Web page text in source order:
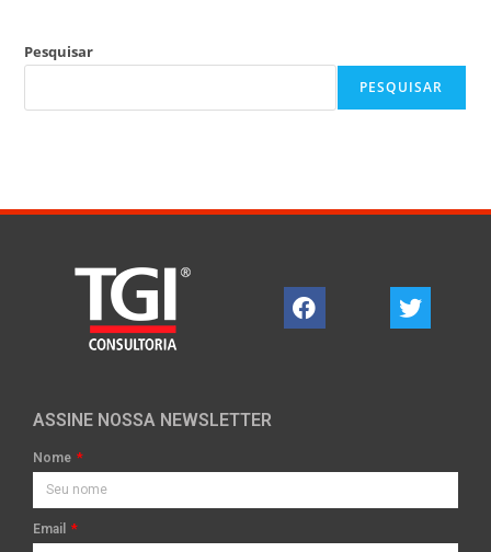
Pesquisar
PESQUISAR
ASSINE NOSSA NEWSLETTER
Nome
Email